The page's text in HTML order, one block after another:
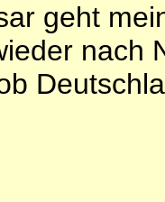
geht
nach